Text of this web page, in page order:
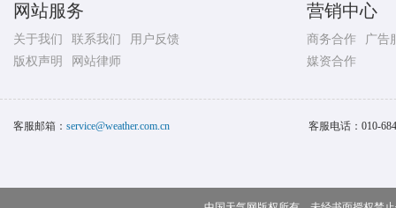
网站服务
关于我们 联系我们
用户反馈
版权声明
网站律师
营销中心
商务合作
广告
媒资合作
客服邮箱： service@weather.com.cn 客服电话： 010-